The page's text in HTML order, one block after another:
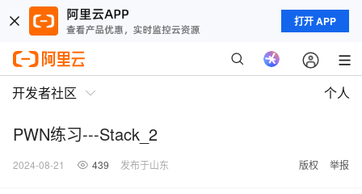
打开 APP
开发者社区 个人
PWN练习---Stack_2
2024-08-21 439 发布于山东 版权 举报